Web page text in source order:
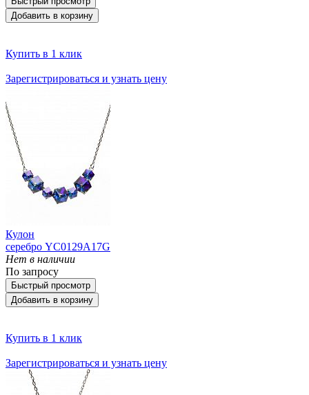
Добавить в корзину
Купить в 1 клик
Зарегистрироваться и узнать цену
Кулон
серебро YC0129A17G
Нет в наличии
По запросу
Быстрый просмотр
Добавить в корзину
Купить в 1 клик
Зарегистрироваться и узнать цену